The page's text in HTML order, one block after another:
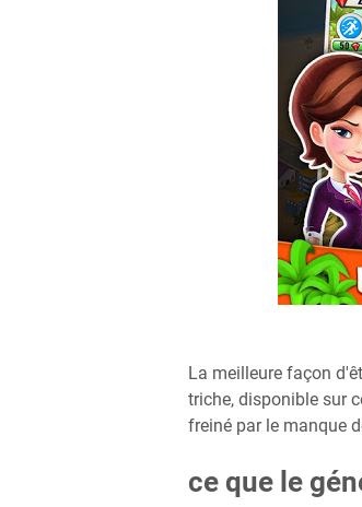
La meilleure façon
triche, disponible sur
freiné par le manque
ce que le